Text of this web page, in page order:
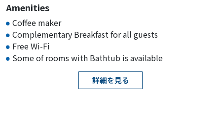
Amenities
Coffee maker
Complementary Breakfast for all guests
Free Wi-Fi
Some of rooms with Bathtub is available
詳細を見る